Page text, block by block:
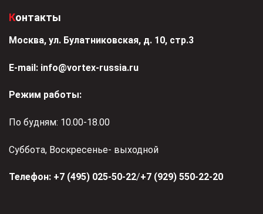
Контакты
Москва, ул. Булатниковская, д. 10, стр.3
Е-mail: info@vortex-russia.ru
Режим работы:
По будням: 10.00-18.00
Суббота, Воскресенье- выходной
Телефон: +7 (495) 025-50-22/+7 (929) 550-22-20